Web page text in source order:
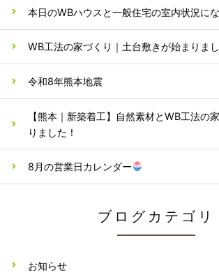
本日のWBハウスと一般住宅の室内状況にな
WB工法の家づくり｜土台敷きが始まりま
令和8年熊本地震
【熊本｜新築着工】自然素材とWB工法の
りました！
8月の営業日カレンダー
ブログカテゴリ
お知らせ